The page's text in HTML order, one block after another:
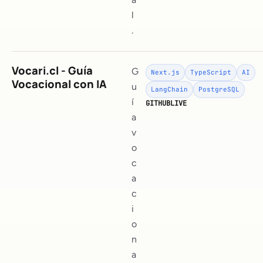
l
.
Vocari.cl - Guía
Vocacional con IA
G
u
í
a
v
o
c
a
c
i
o
n
a
Next.js TypeScript AI
LangChain PostgreSQL
GITHUBLIVE